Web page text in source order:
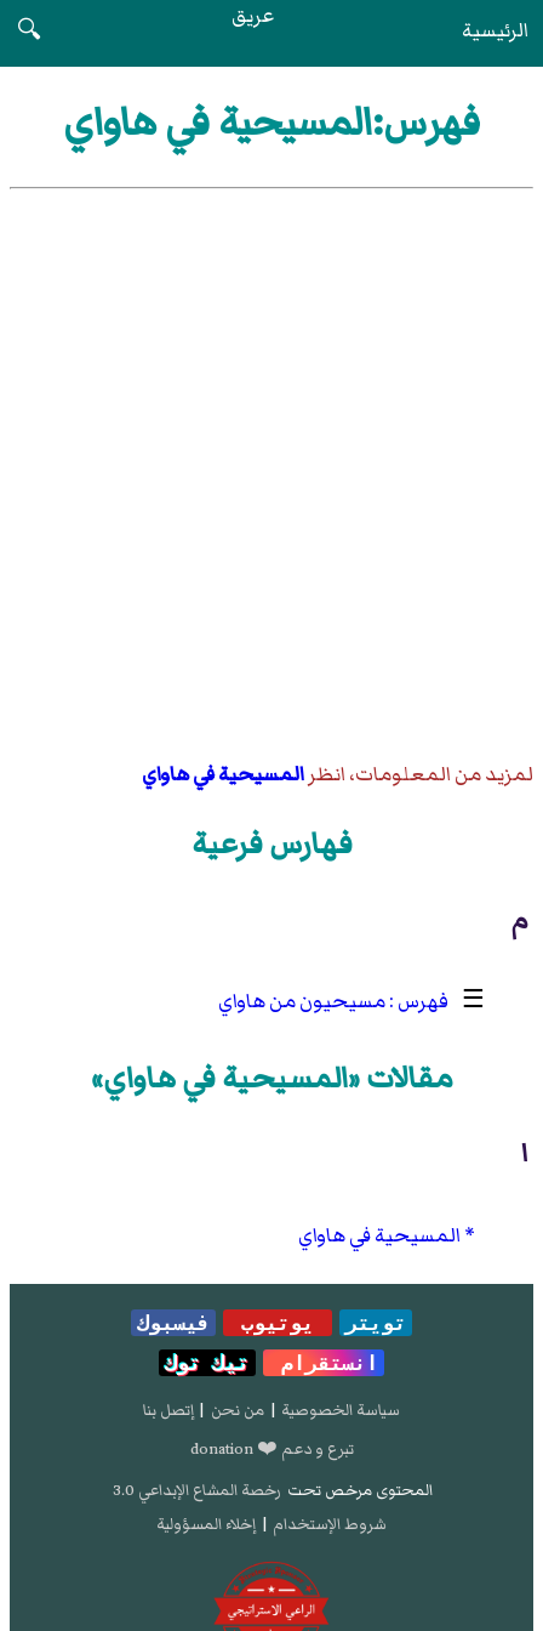
الرئيسية عريق
🔍
فهرس:المسيحية في هاواي
لمزيد من المعلومات، انظرالمسيحية في هاواي
فهارس فرعية
م
☰ مسيحيون من هاواي
مقالات «المسيحية في هاواي»
ا
المسيحية في هاواي
تويتر يوتيوب
فيسبوك
انستقرام
تيك توك
سياسة الخصوصية | من نحن | إتصل بنا
تبرع و دعم ❤️ donation
المحتوى مرخص تحت رخصة المشاع الإبداعي 3.0
شروط الإستخدام | إخلاء المسؤولية